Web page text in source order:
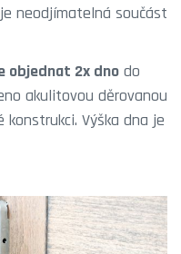
neodjímatelná součást
objednat 2x dno do
akulitovou děrovanou
Výška dna je